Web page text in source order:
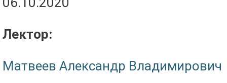
Лектор:
Матвеев Александр Владимирович